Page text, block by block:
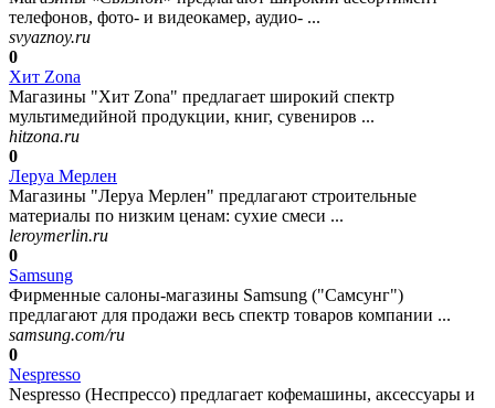
телефонов, фото- и видеокамер, аудио- ...
svyaznoy.ru
0
Хит Zona
Магазины "Хит Zona" предлагает широкий спектр
мультимедийной продукции, книг, сувениров ...
hitzona.ru
0
Леруа Мерлен
Магазины "Леруа Мерлен" предлагают строительные
материалы по низким ценам: сухие смеси ...
leroymerlin.ru
0
Samsung
Фирменные салоны-магазины Samsung ("Самсунг")
предлагают для продажи весь спектр товаров компании ...
samsung.com/ru
0
Nespresso
Nespresso (Неспрессо) предлагает кофемашины, аксессуары и